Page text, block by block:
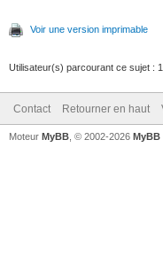
Voir une version imprimable
Utilisateur(s) parcourant ce sujet :
Contact Retourner en haut
Moteur MyBB , © 2002-2026 MyBB